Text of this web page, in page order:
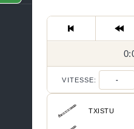
VITESSE: -
TXISTU